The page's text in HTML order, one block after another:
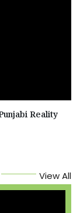
Reality
View All